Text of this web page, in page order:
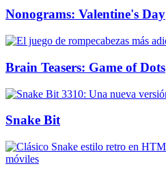
Nonograms: Valentine's Day
Brain Teasers: Game of Dots
Snake Bit